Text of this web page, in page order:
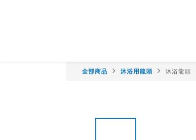
全部商品 沐浴用龍頭 沐浴龍頭